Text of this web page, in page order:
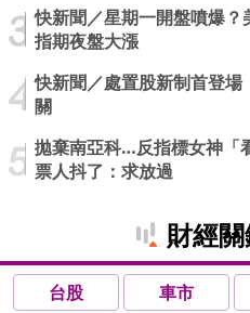
快新聞／星期一開盤噴爆
指期夜盤大漲
快新聞／處置股新制首登
關
拋棄南亞科…反指標女神「
票人抖了：求放過
財經
台股 車市